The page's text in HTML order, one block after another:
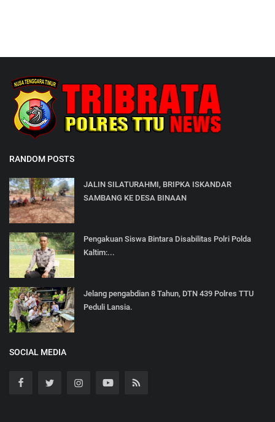
RANDOM POSTS
JALIN SILATURAHMI, BRIPKA ISKANDAR
SAMBANG KE DESA BINAAN
Pengakuan Siswa Bintara Disabilitas Polri Polda
Kaltim:...
Jelang pengabdian 8 Tahun, DTN 439 Polres TTU
Peduli Lansia.
SOCIAL MEDIA